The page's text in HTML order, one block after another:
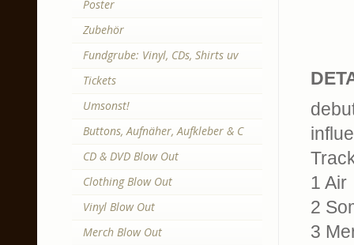
1 Air
2
3
Poster
Zubehör
Fundgrube: Vinyl, CDs, Shirts uv
Tickets
Umsonst!
Buttons, Aufnäher, Aufkleber & C
CD & DVD Blow Out
Clothing Blow Out
Vinyl Blow Out
Merch Blow Out